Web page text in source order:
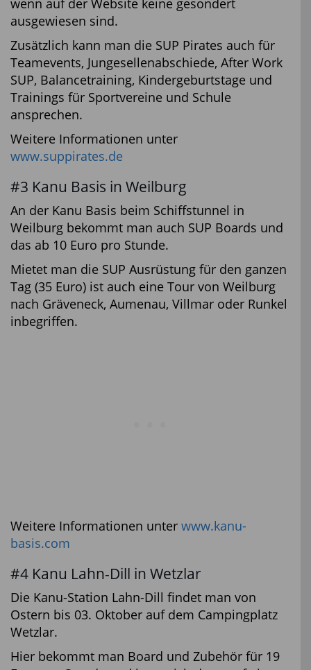
wenn auf der Website keine gesondert
ausgewiesen sind.
Zusätzlich kann man die SUP Pirates auch für
Teamevents, Jungesellenabschiede, After Work
SUP, Balancetraining, Kindergeburtstage und
Trainings für Sportvereine und Schule
ansprechen.
Weitere Informationen unter
www.suppirates.de
#3 Kanu Basis in Weilburg
An der Kanu Basis beim Schiffstunnel in
Weilburg bekommt man auch SUP Boards und
das ab 10 Euro pro Stunde.
Mietet man die SUP Ausrüstung für den ganzen
Tag (35 Euro) ist auch eine Tour von Weilburg
nach Gräveneck, Aumenau, Villmar oder Runkel
inbegriffen.
Weitere Informationen unter www.kanu-
basis.com
#4 Kanu Lahn-Dill in Wetzlar
Die Kanu-Station Lahn-Dill findet man von
Ostern bis 03. Oktober auf dem Campingplatz
Wetzlar.
Hier bekommt man Board und Zubehör für 19